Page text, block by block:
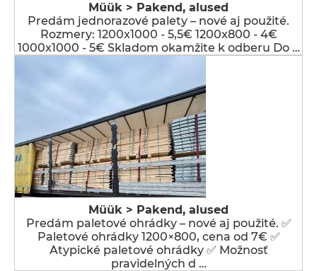
Müük > Pakend, alused
Predám jednorazové palety – nové aj použité.
Rozmery: 1200x1000 - 5,5€ 1200x800 - 4€
1000x1000 - 5€ Skladom okamžite k odberu Do …
Müük > Pakend, alused
Predám paletové ohrádky – nové aj použité. ✅
Paletové ohrádky 1200×800, cena od 7€ ✅
Atypické paletové ohrádky ✅ Možnosť
pravidelných d …